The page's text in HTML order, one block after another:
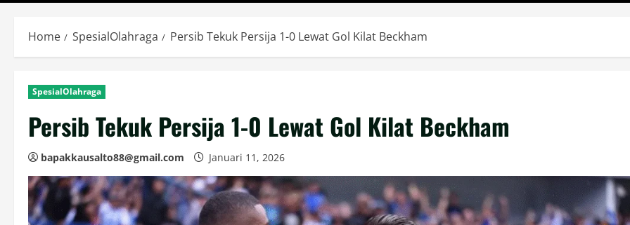
Home SpesialOlahraga Persib Tekuk Persija 1-0 Lewat Gol Kilat Beckham
SpesialOlahraga
Persib Tekuk Persija 1-0 Lewat Gol Kilat Beckham
bapakkausalto88@gmail.com Januari 11, 2026